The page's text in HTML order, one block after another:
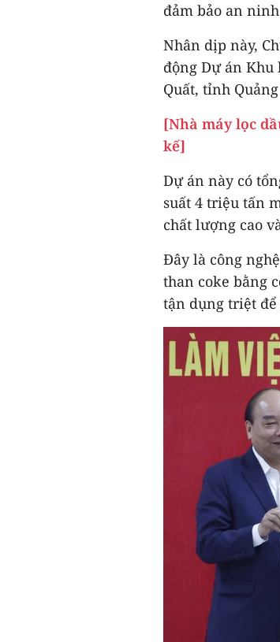
đảm bảo an
Nhân dịp này,
động Dự án Khu
Quất, tỉnh
[Nhà máy lọc
kế]
Dự án này có
suất 4 triệu tấn
chất lượng cao
Đây là công
than coke bằng
tận dụng triệt